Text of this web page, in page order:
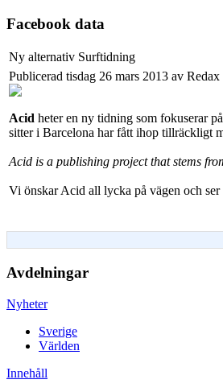
Facebook data
Ny alternativ Surftidning
Publicerad tisdag 26 mars 2013 av Redax
Acid heter en ny tidning som fokuserar
sitter i Barcelona har fått ihop tillräckligt
Acid is a publishing project that stems
Vi önskar Acid all lycka på vägen och
Avdelningar
Nyheter
Sverige
Världen
Innehåll